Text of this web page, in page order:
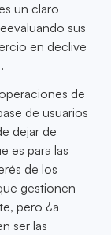
un claro
sus
en declive
de
de usuarios
dejar de
es para las
de los
gestionen
pero ¿a
ser las